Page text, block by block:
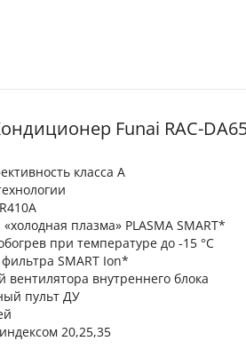
Funai RAC-
класса А
плазма» PLASMA SMART*
при температуре до -15 °С
SMART Ion*
вентилятора внутреннего блока
пульт ДУ
20,25,35